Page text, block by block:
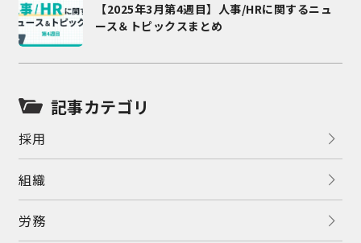
【2025年3月第4週目】人事/HRに関するニュ
ース＆トピックスまとめ
記事カテゴリ
採用
組織
労務